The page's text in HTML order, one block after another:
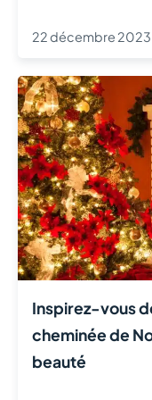
22 décembre 2023
Inspirez-vous
cheminée de
beauté